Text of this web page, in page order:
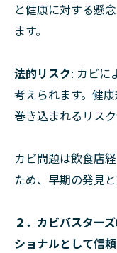
と健康に対する懸
ます。
法的リスク: カビに
考えられます。健
巻き込まれるリスク
カビ問題は飲食店
ため、早期の発見
２．カビバスター
ショナルとして信